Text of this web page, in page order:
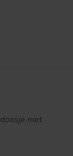
met